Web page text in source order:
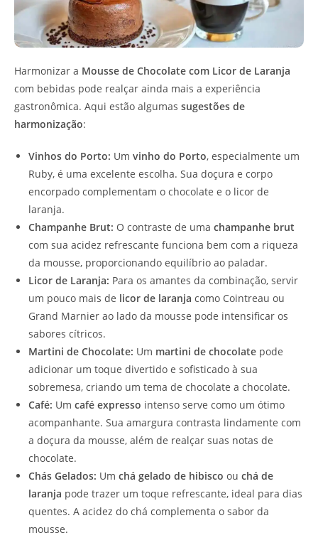
Harmonizar a Mousse de Chocolate com Licor de Laranja
com bebidas pode realçar ainda mais a experiência
gastronômica. Aqui estão algumas sugestões de
harmonização:
Vinhos do Porto: Um vinho do Porto, especialmente um
Ruby, é uma excelente escolha. Sua doçura e corpo
encorpado complementam o chocolate e o licor de
laranja.
Champanhe Brut: O contraste de uma champanhe brut
com sua acidez refrescante funciona bem com a riqueza
da mousse, proporcionando equilíbrio ao paladar.
Licor de Laranja: Para os amantes da combinação, servir
um pouco mais de licor de laranja como Cointreau ou
Grand Marnier ao lado da mousse pode intensificar os
sabores cítricos.
Martini de Chocolate: Um martini de chocolate pode
adicionar um toque divertido e sofisticado à sua
sobremesa, criando um tema de chocolate a chocolate.
Café: Um café expresso intenso serve como um ótimo
acompanhante. Sua amargura contrasta lindamente com
a doçura da mousse, além de realçar suas notas de
chocolate.
Chás Gelados: Um chá gelado de hibisco ou chá de
laranja pode trazer um toque refrescante, ideal para dias
quentes. A acidez do chá complementa o sabor da
mousse.